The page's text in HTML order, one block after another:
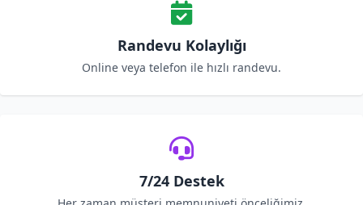
Randevu Kolaylığı
Online veya telefon ile hızlı randevu.
7/24 Destek